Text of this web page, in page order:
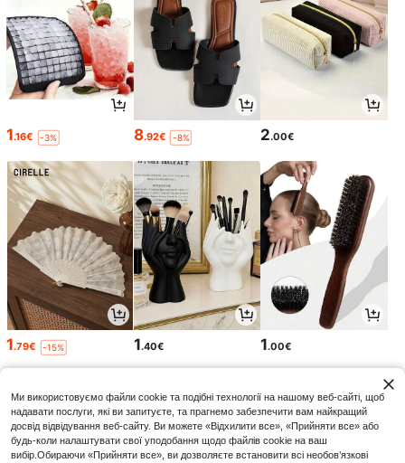
1.16€ -3% 8.92€ -8% 2.00€
1.79€ -15% 1.40€ 1.00€
Ми використовуємо файли cookie та подібні технології на нашому веб-сайті, щоб
надавати послуги, які ви запитуєте, та прагнемо забезпечити вам найкращий
досвід відвідування веб-сайту. Ви можете «Відхилити все», «Прийняти все» або
будь-коли налаштувати свої уподобання щодо файлів cookie на ваш
вибір.Обираючи «Прийняти все», ви дозволяєте встановити всі необов’язкові